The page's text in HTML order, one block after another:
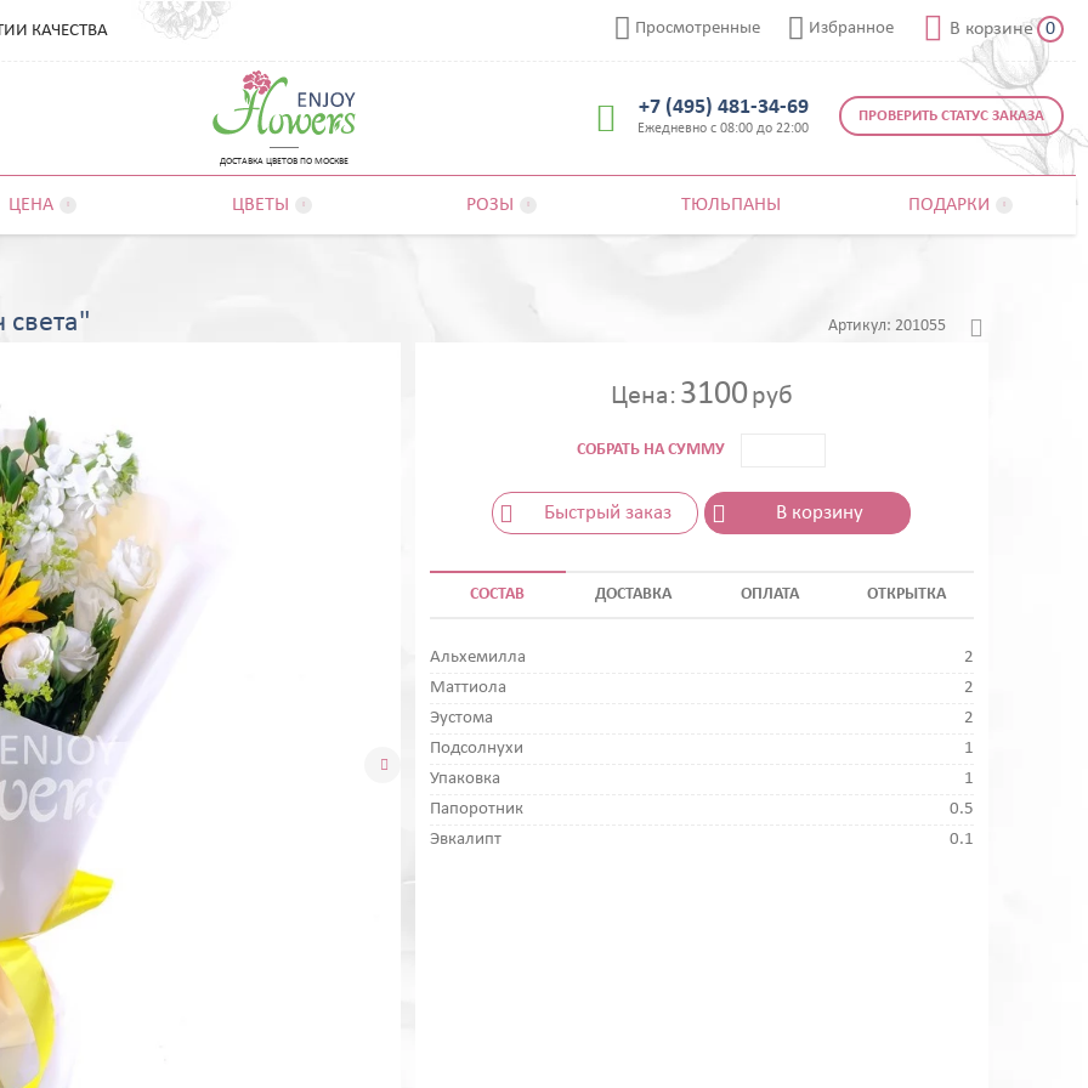
ДОСТАВКА ЦВЕТОВ ПО МОСКВЕ
 +7 (495) 481-34-69
Ежедневно с 08:00 до 22:00
 Просмотренные  Избранное  В корзине 0
ПРОВЕРИТЬ СТАТУС ЗАКАЗА
КАЧЕСТВА
ЦЕНА ЦВЕТЫ РОЗЫ ТЮЛЬПАНЫ ПОДАРКИ
света" Артикул: 201055

Цена: 3100руб
СОБРАТЬ НА СУММУ
Быстрый заказ В корзину
СОСТАВ ДОСТАВКА ОПЛАТА ОТКРЫТКА
Альхемилла
2
Маттиола
2
Эустома
2
Подсолнухи
1
Упаковка
1
Папоротник
0.5
Эвкалипт
0.1
